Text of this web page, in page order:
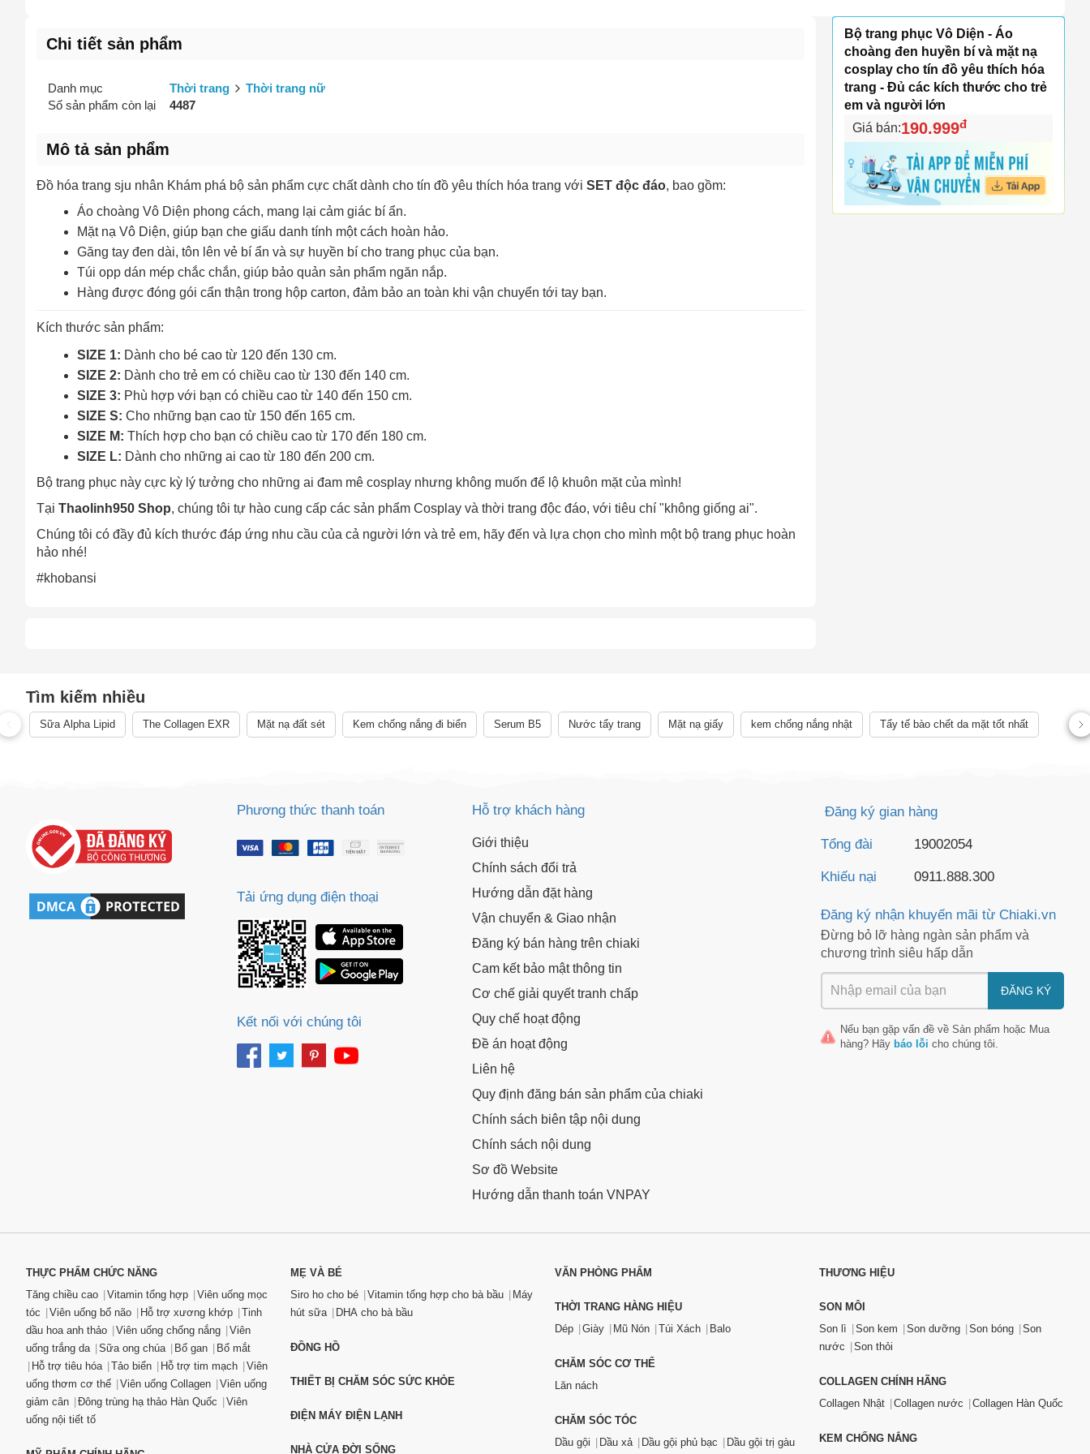
Chi tiết sản phẩm
Danh mục Thời trang
Thời trang nữ
Số sản phẩm còn lại
4487
Mô tả sản phẩm
Đồ hóa trang sju nhân Khám phá bộ sản phẩm cực chất dành cho tín đồ yêu thích hóa trang với SET độc đáo, bao gồm:
Áo choàng Vô Diện phong cách, mang lại cảm giác bí ẩn.
Mặt nạ Vô Diện, giúp bạn che giấu danh tính một cách hoàn hảo.
Găng tay đen dài, tôn lên vẻ bí ẩn và sự huyền bí cho trang phục của bạn.
Túi opp dán mép chắc chắn, giúp bảo quản sản phẩm ngăn nắp.
Hàng được đóng gói cẩn thận trong hộp carton, đảm bảo an toàn khi vận chuyển tới tay bạn.
Kích thước sản phẩm:
SIZE 1: Dành cho bé cao từ 120 đến 130 cm.
SIZE 2: Dành cho trẻ em có chiều cao từ 130 đến 140 cm.
SIZE 3: Phù hợp với bạn có chiều cao từ 140 đến 150 cm.
SIZE S: Cho những bạn cao từ 150 đến 165 cm.
SIZE M: Thích hợp cho bạn có chiều cao từ 170 đến 180 cm.
SIZE L: Dành cho những ai cao từ 180 đến 200 cm.
Bộ trang phục này cực kỳ lý tưởng cho những ai đam mê cosplay nhưng không muốn để lộ khuôn mặt của mình!
Tại Thaolinh950 Shop, chúng tôi tự hào cung cấp các sản phẩm Cosplay và thời trang độc đáo, với tiêu chí "không giống ai".
Chúng tôi có đầy đủ kích thước đáp ứng nhu cầu của cả người lớn và trẻ em, hãy đến và lựa chọn cho mình một bộ trang phục hoàn
hảo nhé!
#khobansi
Bộ trang phục Vô Diện - Áo
choàng đen huyền bí và mặt nạ
cosplay cho tín đồ yêu thích hóa
trang - Đủ các kích thước cho trẻ
em và người lớn
Giá bán:190.999đ
Tìm kiếm nhiều
Sữa Alpha Lipid The Collagen EXR Mặt nạ đất sét Kem chống nắng đi biển Serum B5 Nước tẩy trang Mặt nạ giấy kem chống nắng nhật Tẩy tế bào chết da mặt tốt nhất
Phương thức thanh toán
Tải ứng dụng điện thoại
Kết nối với chúng tôi
Hỗ trợ khách hàng
Giới thiệu
Chính sách đổi trả
Hướng dẫn đặt hàng
Vận chuyển & Giao nhận
Đăng ký bán hàng trên chiaki
Cam kết bảo mật thông tin
Cơ chế giải quyết tranh chấp
Quy chế hoạt động
Đề án hoạt động
Liên hệ
Quy định đăng bán sản phẩm của chiaki
Chính sách biên tập nội dung
Chính sách nội dung
Sơ đồ Website
Hướng dẫn thanh toán VNPAY
Đăng ký gian hàng
Tổng đài 19002054
Khiếu nại 0911.888.300
Đăng ký nhận khuyến mãi từ Chiaki.vn
Đừng bỏ lỡ hàng ngàn sản phẩm và
chương trình siêu hấp dẫn
ĐĂNG KÝ
Nếu bạn gặp vấn đề về Sản phẩm hoặc Mua
hàng? Hãy báo lỗi cho chúng tôi.
THỰC PHẨM CHỨC NĂNG
Tăng chiều cao
Vitamin tổng hợp
Viên uống mọc
tóc
Viên uống bổ não Hỗ trợ xương khớp
Tinh
dầu hoa anh thảo
Viên uống chống nắng
Viên
uống trắng da
Sữa ong chúa Bổ gan
Bổ mắt
Hỗ trợ tiêu hóa
Tảo biển Hỗ trợ tim mạch
Viên
uống thơm cơ thể
Viên uống Collagen
Viên uống
giảm cân
Đông trùng hạ thảo Hàn Quốc
Viên
uống nội tiết tố
MẸ VÀ BÉ
Siro ho cho bé
Vitamin tổng hợp cho bà bầu
Máy
hút sữa
DHA cho bà bầu
ĐỒNG HỒ
THIẾT BỊ CHĂM SÓC SỨC KHỎE
ĐIỆN MÁY ĐIỆN LẠNH
NHÀ CỬA ĐỜI SỐNG
VĂN PHÒNG PHẨM
THỜI TRANG HÀNG HIỆU
Dép
Giày Mũ Nón Túi Xách Balo
CHĂM SÓC CƠ THỂ
Lăn nách
CHĂM SÓC TÓC
Dầu gội
Dầu xả Dầu gội phủ bạc Dầu gội trị gàu
THƯƠNG HIỆU
SON MÔI
Son lì
Son kem Son dưỡng Son bóng
Son
nước
Son thỏi
COLLAGEN CHÍNH HÃNG
Collagen Nhật
Collagen nước Collagen Hàn Quốc
KEM CHỐNG NẮNG
Chào mừng khách hàng mới!
Khi mua hàng trênCHIAKI
Giảm ngay-cho bất kỳ đơn hàng nào.
XXX-XXXX